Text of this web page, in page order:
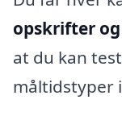
opskrifter
at du kan
måltidstyper